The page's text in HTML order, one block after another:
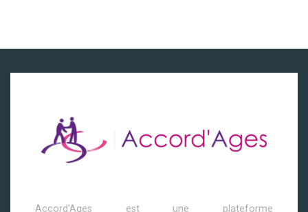
Accord'Ages est une plateforme